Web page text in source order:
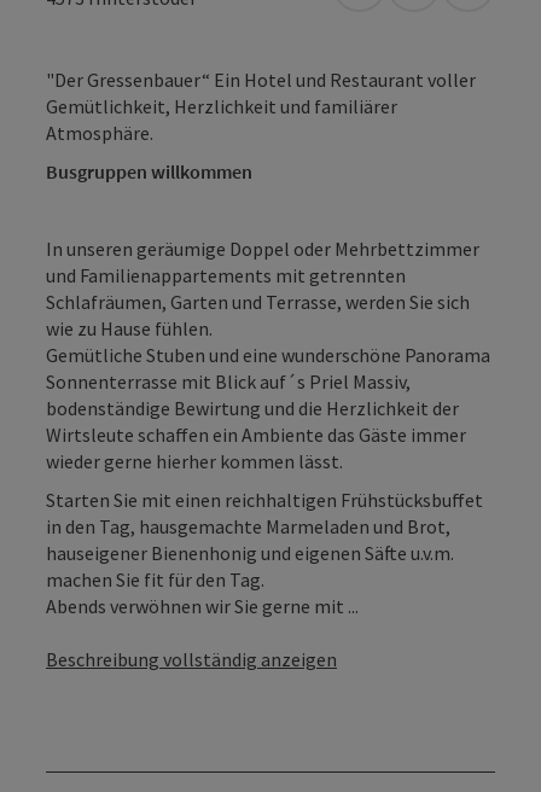
"Der Gressenbauer“ Ein Hotel und Restaurant voller
Gemütlichkeit, Herzlichkeit und familiärer
Atmosphäre.
Busgruppen willkommen
In unseren geräumige Doppel oder Mehrbettzimmer
und Familienappartements mit getrennten
Schlafräumen, Garten und Terrasse, werden Sie sich
wie zu Hause fühlen.
Gemütliche Stuben und eine wunderschöne Panorama
Sonnenterrasse mit Blick auf´s Priel Massiv,
bodenständige Bewirtung und die Herzlichkeit der
Wirtsleute schaffen ein Ambiente das Gäste immer
wieder gerne hierher kommen lässt.
Starten Sie mit einen reichhaltigen Frühstücksbuffet
in den Tag, hausgemachte Marmeladen und Brot,
hauseigener Bienenhonig und eigenen Säfte u.v.m.
machen Sie fit für den Tag.
Abends verwöhnen wir Sie gerne mit ...
Beschreibung vollständig anzeigen